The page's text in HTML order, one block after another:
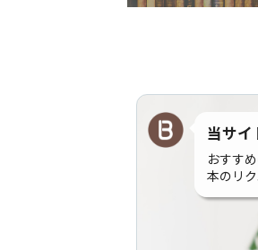
当サイ
おすす
本のリ